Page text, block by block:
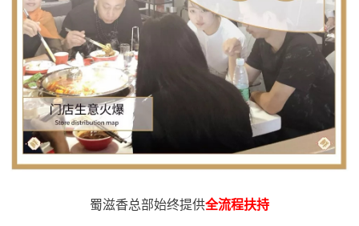
蜀滋香总部始终提供全流程扶持